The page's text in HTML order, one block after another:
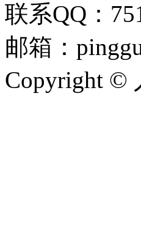
联系QQ：
邮箱：
Copyright ©